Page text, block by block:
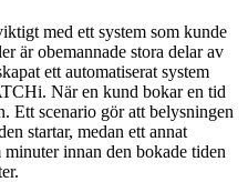
med ett system som kunde
är obemannade stora delar av
ett automatiserat system
När en kund bokar en tid
Ett scenario gör att belysningen
startar, medan ett annat
innan den bokade tiden